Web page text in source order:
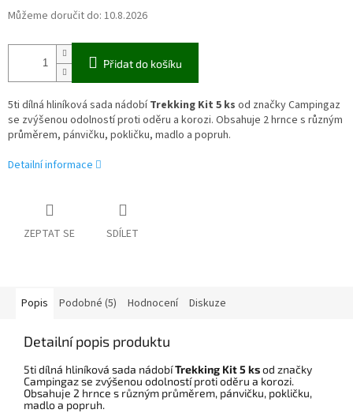
Můžeme doručit do: 10.8.2026
Přidat do košíku
5ti dílná hliníková sada nádobíTrekking Kit 5 ks od značky Campingaz
se zvýšenou odolností proti oděru a korozi. Obsahuje 2 hrnce s různým
průměrem, pánvičku, pokličku, madlo a popruh.
Detailní informace
ZEPTAT SE SDÍLET
Popis Podobné (5) Hodnocení Diskuze
Detailní popis produktu
5ti dílná hliníková sada nádobíTrekking Kit 5 ksod značky
Campingaz se zvýšenou odolností proti oděru a korozi.
Obsahuje 2 hrnce s různým průměrem, pánvičku, pokličku,
madlo a popruh.